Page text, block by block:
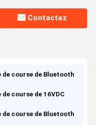
Contactez
de course de Bluetooth
course de 16VDC
de course de Bluetooth